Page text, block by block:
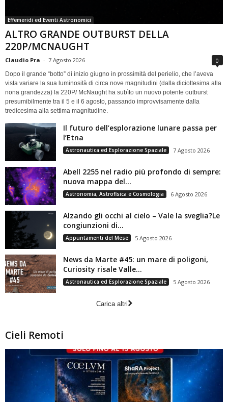
Effemeridi ed Eventi Astronomici
ALTRO GRANDE OUTBURST DELLA
220P/MCNAUGHT
Claudio Pra - 7 Agosto 2026 0
Dopo il grande “botto” di inizio giugno in prossimità del perielio, che l’aveva
vista variare la sua luminosità di circa nove magnitudini (dalla diciottesima alla
nona grandezza) la 220P/ McNaught ha subìto un nuovo potente outburst
presumibilmente tra il 5 e il 6 agosto, passando improvvisamente dalla
tredicesima alla settima magnitudine.
Il futuro dell’esplorazione lunare passa per
l’Etna
Astronautica ed Esplorazione Spaziale 7 Agosto 2026
Abell 2255 nel radio più profondo di sempre:
nuova mappa del...
Astronomia, Astrofisica e Cosmologia 6 Agosto 2026
Alzando gli occhi al cielo – Vale la sveglia?Le
congiunzioni di...
Appuntamenti del Mese 5 Agosto 2026
News da Marte #45: un mare di poligoni,
Curiosity risale Valle...
Astronautica ed Esplorazione Spaziale 5 Agosto 2026
Carica altri
Cieli Remoti